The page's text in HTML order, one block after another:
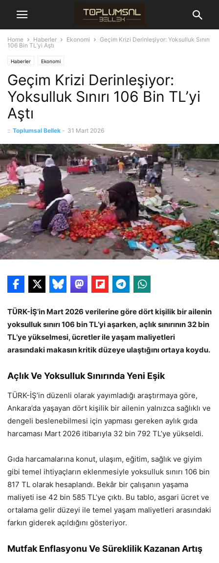
Home Haberler Ekonomi
Geçim Krizi Derinleşiyor: Yoksulluk Sınırı
106 Bin TL’yi Aştı
Haberler Ekonomi
Geçim Krizi Derinleşiyor:
Yoksulluk Sınırı 106 Bin TL’yi
Aştı
:: Toplumsal Bellek - 31 Mart 2026
TÜRK-İŞ’in Mart 2026 verilerine göre dört kişilik bir ailenin
yoksulluk sınırı 106 bin TL’yi aşarken, açlık sınırının 32 bin
TL’ye yükselmesi, ücretler ile yaşam maliyetleri
arasındaki makasın kritik düzeye ulaştığını ortaya koydu.
Açlık Ve Yoksulluk Sınırında Yeni Eşik
TÜRK-İŞ’in düzenli olarak yayımladığı araştırmaya göre,
Ankara’da yaşayan dört kişilik bir ailenin yalnızca sağlıklı ve
dengeli beslenebilmesi için yapması gereken aylık gıda
harcaması Mart 2026 itibarıyla 32 bin 792 TL’ye yükseldi.
Gıda harcamalarına konut, ulaşım, eğitim, sağlık ve giyim
gibi temel ihtiyaçların eklenmesiyle yoksulluk sınırı 106 bin
817 TL olarak hesaplandı. Bekâr bir çalışanın yaşama
maliyeti ise 42 bin 585 TL’ye çıktı. Bu tablo, asgari ücret ve
ortalama gelir düzeyi ile temel yaşam maliyetleri arasındaki
farkın giderek açıldığını gösteriyor.
Mutfak Enflasyonu Ve Süreklilik Kazanan Artış